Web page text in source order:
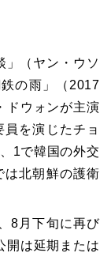
」（ヤン・ウソ
の雨」（2017
ドウォンが主演
員を演じたチョ
1で韓国の外交
は北朝鮮の護衛
8月下旬に再び
開は延期または